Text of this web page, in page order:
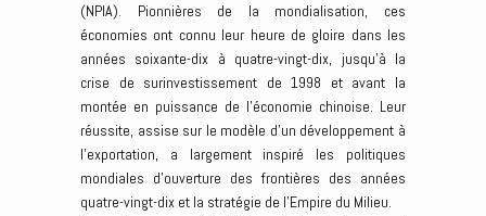
(NPIA). Pionnières de la mondialisation, ces
économies ont connu leur heure de gloire dans les
années soixante-dix à quatre-vingt-dix, jusqu’à la
crise de surinvestissement de 1998 et avant la
montée en puissance de l’économie chinoise. Leur
réussite, assise sur le modèle d’un développement à
l’exportation, a largement inspiré les politiques
mondiales d’ouverture des frontières des années
quatre-vingt-dix et la stratégie de l’Empire du Milieu.